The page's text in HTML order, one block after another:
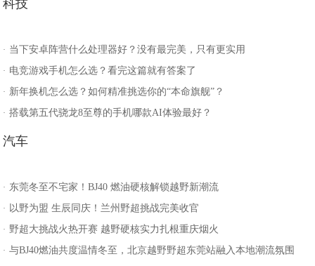
科技
· 当下安卓阵营什么处理器好？没有最完美，只有更实用
· 电竞游戏手机怎么选？看完这篇就有答案了
· 新年换机怎么选？如何精准挑选你的“本命旗舰”？
· 搭载第五代骁龙8至尊的手机哪款AI体验最好？
汽车
· 东莞冬至不宅家！BJ40 燃油硬核解锁越野新潮流
· 以野为盟 生辰同庆！兰州野超挑战完美收官
· 野超大挑战火热开赛 越野硬核实力扎根重庆烟火
· 与BJ40燃油共度温情冬至，北京越野野超东莞站融入本地潮流氛围